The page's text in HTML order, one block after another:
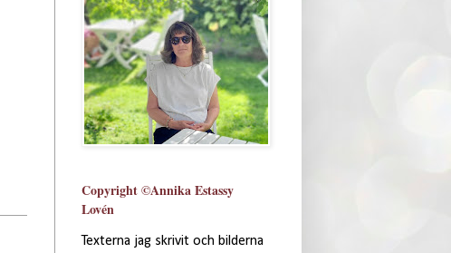
Copyright ©Annika Estassy
Lovén
Texterna jag skrivit och bilderna